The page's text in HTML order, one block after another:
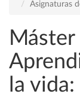
Asignaturas
la